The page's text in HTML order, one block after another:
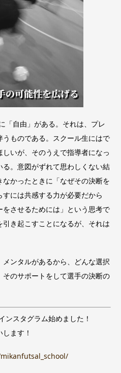
「自由」がある。それは、プレ
ものである。スクール生にはで
いが、そのうえで指導者になっ
。意図がずれて思わしくない結
かったときに「なぜその決断を
には共感する力が必要だから
させるためには」という思考で
き起こすことになるが、それは
ンタルがあるから、どんな選択
のサポートをして選手の決断の
スタグラム始めました！
ます！